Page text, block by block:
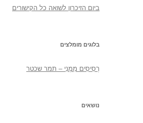
ביום הזיכרון לשואה כל הקישורים
בלוגים מומלצים
רְסִיסִים מִמֶנִי – תמר שכטר
נושאים